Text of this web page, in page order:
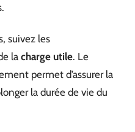
suivez les
la charge utile. Le
permet d’assurer la
la durée de vie du